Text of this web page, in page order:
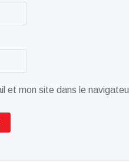
et mon site dans le